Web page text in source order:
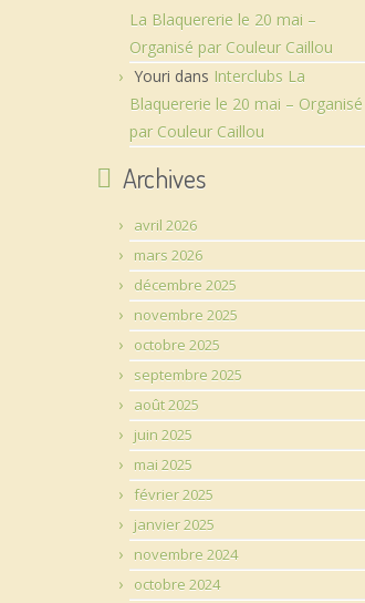
La Blaquererie le 20 mai –
Organisé par Couleur Caillou
Youri dans Interclubs La
Blaquererie le 20 mai – Organisé
par Couleur Caillou
Archives
avril 2026
mars 2026
décembre 2025
novembre 2025
octobre 2025
septembre 2025
août 2025
juin 2025
mai 2025
février 2025
janvier 2025
novembre 2024
octobre 2024